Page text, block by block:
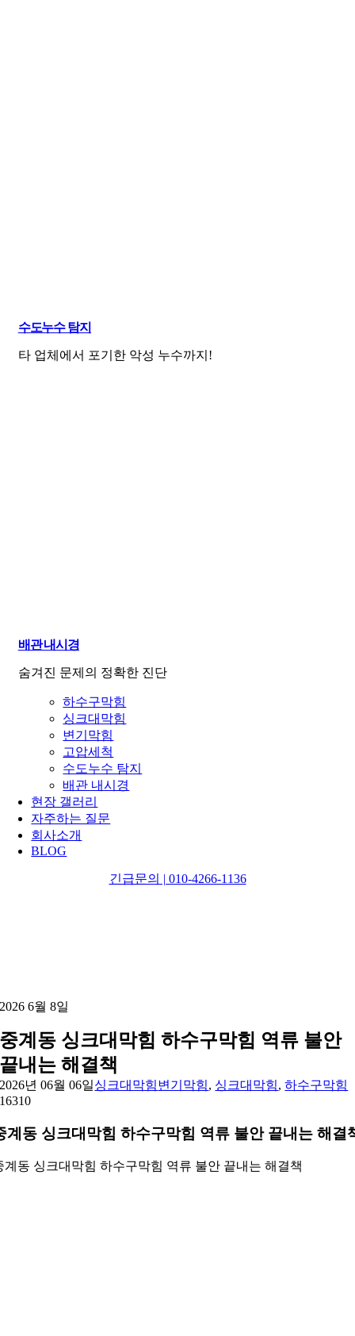
수도누수 탐지
타 업체에서 포기한 악성 누수까지!
배관 내시경
숨겨진 문제의 정확한 진단
하수구막힘
싱크대막힘
변기막힘
고압세척
수도누수 탐지
배관 내시경
현장 갤러리
자주하는 질문
회사소개
BLOG
긴급문의 | 010-4266-1136
2026 6월 8일
중계동 싱크대막힘 하수구막힘 역류 불안
끝내는 해결책
2026년 06월 06일싱크대막힘변기막힘, 싱크대막힘,하수구막힘
16310
계동 싱크대막힘 하수구막힘 역류 불안 끝내는 해결
계동 싱크대막힘 하수구막힘 역류 불안 끝내는 해결책